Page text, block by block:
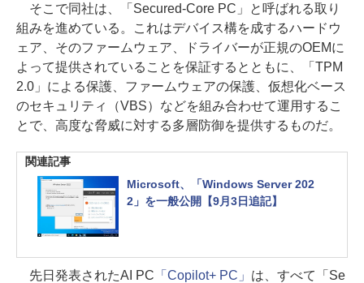
そこで同社は、「Secured-Core PC」と呼ばれる取り
組みを進めている。これはデバイス構を成するハードウ
ェア、そのファームウェア、ドライバーが正規のOEMに
よって提供されていることを保証するとともに、「TPM
2.0」による保護、ファームウェアの保護、仮想化ベース
のセキュリティ（VBS）などを組み合わせて運用するこ
とで、高度な脅威に対する多層防御を提供するものだ。
関連記事
Microsoft、「Windows Server 202
2」を一般公開【9月3日追記】
先日発表されたAI PC 「Copilot+ PC」 は、すべて「Se